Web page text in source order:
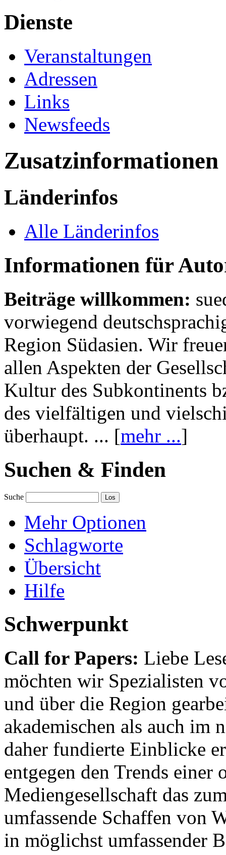
Dienste
Veranstaltungen
Adressen
Links
Newsfeeds
Zusatzinformationen
Länderinfos
Alle Länderinfos
Informationen für
Beiträge willkommen:
vorwiegend
Region Südasien. Wir
allen Aspekten der
Kultur des Subkontinents
des vielfältigen und
überhaupt. ... [mehr ...]
Suchen & Finden
Suche
Mehr Optionen
Schlagworte
Übersicht
Hilfe
Schwerpunkt
Call for Papers: Liebe
möchten wir Spezialisten
und über die Region
akademischen als auch im
daher fundierte Einblicke
entgegen den Trends einer
Mediengesellschaft das
umfassende Schaffen von
in möglichst umfassender